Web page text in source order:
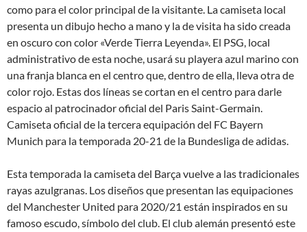
como para el color principal de la visitante. La camiseta local
presenta un dibujo hecho a mano y la de visita ha sido creada
en oscuro con color «Verde Tierra Leyenda». El PSG, local
administrativo de esta noche, usará su playera azul marino con
una franja blanca en el centro que, dentro de ella, lleva otra de
color rojo. Estas dos líneas se cortan en el centro para darle
espacio al patrocinador oficial del Paris Saint-Germain.
Camiseta oficial de la tercera equipación del FC Bayern
Munich para la temporada 20-21 de la Bundesliga de adidas.
Esta temporada la camiseta del Barça vuelve a las tradicionales
rayas azulgranas. Los diseños que presentan las equipaciones
del Manchester United para 2020/21 están inspirados en su
famoso escudo, símbolo del club. El club alemán presentó este